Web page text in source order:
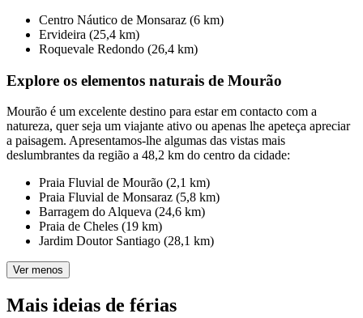
Centro Náutico de Monsaraz (6 km)
Ervideira (25,4 km)
Roquevale Redondo (26,4 km)
Explore os elementos naturais de Mourão
Mourão é um excelente destino para estar em contacto com a
natureza, quer seja um viajante ativo ou apenas lhe apeteça apreciar
a paisagem. Apresentamos-lhe algumas das vistas mais
deslumbrantes da região a 48,2 km do centro da cidade:
Praia Fluvial de Mourão (2,1 km)
Praia Fluvial de Monsaraz (5,8 km)
Barragem do Alqueva (24,6 km)
Praia de Cheles (19 km)
Jardim Doutor Santiago (28,1 km)
Ver menos
Mais ideias de férias